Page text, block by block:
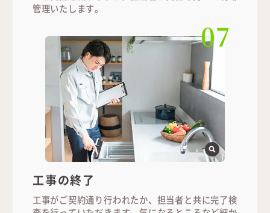
管理いたします。
07
工事の終了
工事がご契約通り行われたか、担当者と共に完了検